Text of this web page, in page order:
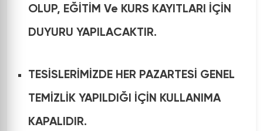
OLUP, EĞİTİM Ve KURS KAYITLARI İÇİN
DUYURU YAPILACAKTIR.
TESİSLERİMİZDE HER PAZARTESİ GENEL
TEMİZLİK YAPILDIĞI İÇİN KULLANIMA
KAPALIDIR.